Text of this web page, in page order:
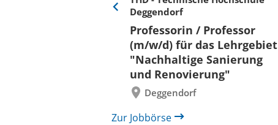
Deggendorf
Professorin / Professor
(m/w/d) für das Lehrgebiet
"Nachhaltige Sanierung
und Renovierung"
Deggendorf
Eine
zurück
Zur Jobbörse